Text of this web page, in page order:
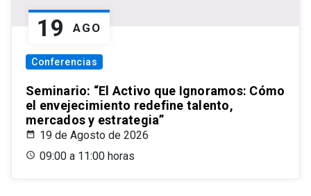
19 AGO
Conferencias
Seminario: “El Activo que Ignoramos: Cómo
el envejecimiento redefine talento,
mercados y estrategia”
19 de Agosto de 2026
09:00 a 11:00 horas